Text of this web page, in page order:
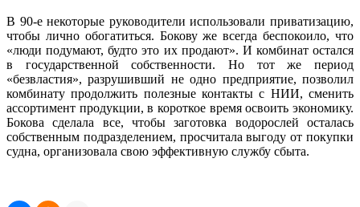
В 90-е некоторые руководители использовали приватизацию,
чтобы лично обогатиться. Бокову же всегда беспокоило, что
«люди подумают, будто это их продают». И комбинат остался
в государственной собственности. Но тот же период
«безвластия», разрушивший не одно предприятие, позволил
комбинату продолжить полезные контакты с НИИ, сменить
ассортимент продукции, в короткое время освоить экономику.
Бокова сделала все, чтобы заготовка водорослей осталась
собственным подразделением, просчитала выгоду от покупки
судна, организовала свою эффективную службу сбыта.